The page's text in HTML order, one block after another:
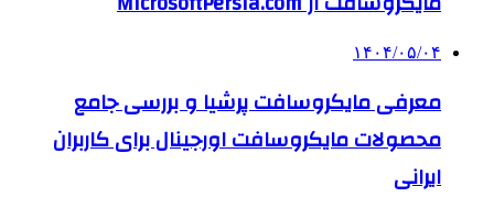
۱۴۰۴/۰۵/۰۴
معرفی مایکروسافت پرشیا و بررسی جامع
محصولات مایکروسافت اورجینال برای کاربران
ایرانی